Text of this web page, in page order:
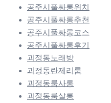
공주시풀싸롱위치
공주시풀싸롱추천
공주시풀싸롱코스
공주시풀싸롱후기
괴정동노래방
괴정동란제리룸
괴정동룸사롱
괴정동룸살롱